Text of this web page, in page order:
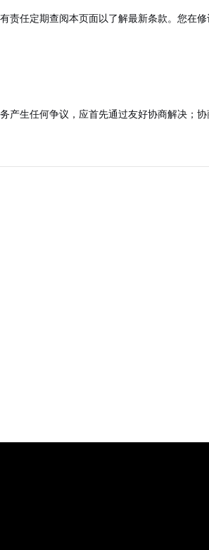
任定期查阅本页面以了解最新条款。您在
生任何争议，应首先通过友好协商解决；